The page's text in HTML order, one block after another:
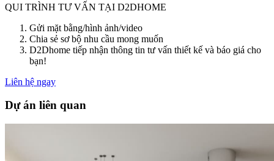
QUI TRÌNH TƯ VẤN TẠI D2DHOME
Gửi mặt bằng/hình ảnh/video
Chia sẻ sơ bộ nhu cầu mong muốn
D2Dhome tiếp nhận thông tin tư vấn thiết kế và báo giá cho
bạn!
Liên hệ ngay
Dự án liên quan